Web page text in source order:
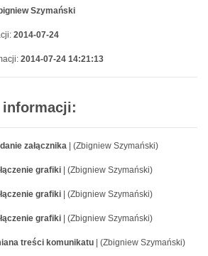
Szymański
2014-07-24
2014-07-24 14:21:13
informacji:
załącznika | (Zbigniew Szymański)
grafiki | (Zbigniew Szymański)
grafiki | (Zbigniew Szymański)
grafiki | (Zbigniew Szymański)
treści komunikatu | (Zbigniew Szymański)